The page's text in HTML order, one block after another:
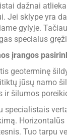
dažnai
Jei sklype yra
gylyje.
specialus
įrangos
geoterminę
jūsų namo
ir šilumos
specialistais
Tuo tarpu